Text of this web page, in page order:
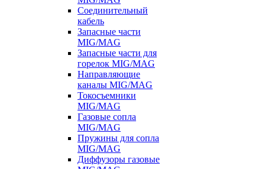
Соединительный
кабель
Запасные части
MIG/MAG
Запасные части для
горелок MIG/MAG
Направляющие
каналы MIG/MAG
Токосъемники
MIG/MAG
Газовые сопла
MIG/MAG
Пружины для сопла
MIG/MAG
Диффузоры газовые